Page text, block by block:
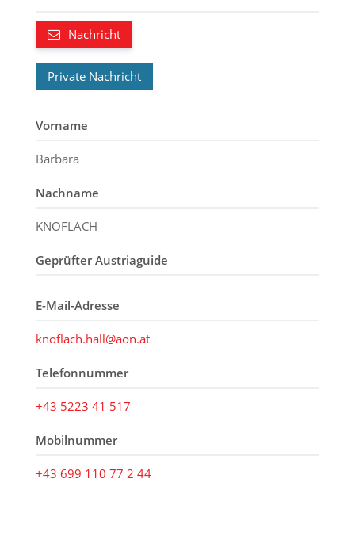
Nachricht
Private Nachricht
Vorname
Barbara
Nachname
KNOFLACH
Geprüfter Austriaguide
E-Mail-Adresse
knoflach.hall@aon.at
Telefonnummer
+43 5223 41 517
Mobilnummer
+43 699 110 77 2 44